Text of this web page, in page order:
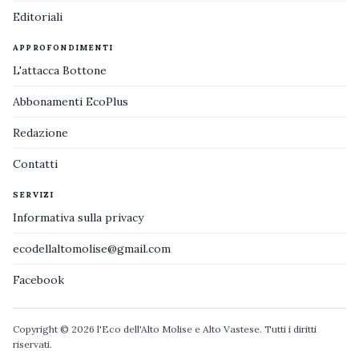
Editoriali
APPROFONDIMENTI
L'attacca Bottone
Abbonamenti EcoPlus
Redazione
Contatti
SERVIZI
Informativa sulla privacy
ecodellaltomolise@gmail.com
Facebook
Copyright © 2026 l'Eco dell'Alto Molise e Alto Vastese. Tutti i diritti
riservati.